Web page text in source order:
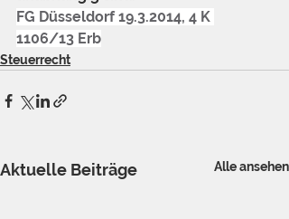
FG Düsseldorf 19.3.2014, 4 K
1106/13 Erb
Steuerrecht
Aktuelle Beiträge Alle ansehen